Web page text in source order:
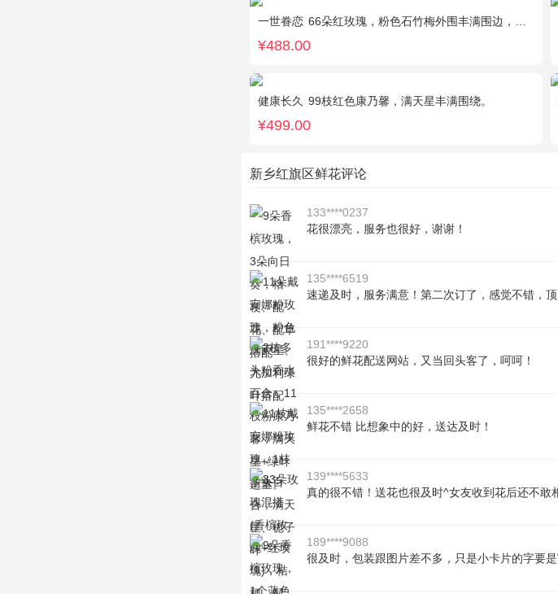
一世眷恋 66朵红玫瑰，粉色石竹梅外围丰满围边，黑色丝带搭配
¥488.00
健康长久 99枝红色康乃馨，满天星丰满围绕。
¥499.00
新乡红旗区鲜花评论
133****0237
花很漂亮，服务也很好，谢谢！
135****6519
速递及时，服务满意！第二次订了，感觉不错，顶
191****9220
很好的鲜花配送网站，又当回头客了，呵呵！
135****2658
鲜花不错 比想象中的好，送达及时！
139****5633
真的很不错！送花也很及时^女友收到花后还不
189****9088
很及时，包装跟图片差不多，只是小卡片的字要